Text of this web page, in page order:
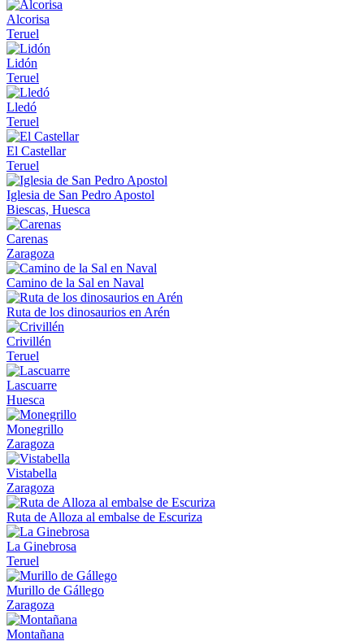
Alcorisa
Teruel
Lidón
Teruel
Lledó
Teruel
El Castellar
Teruel
Iglesia de San Pedro Apostol
Biescas, Huesca
Carenas
Zaragoza
Camino de la Sal en Naval
Ruta de los dinosaurios en Arén
Crivillén
Teruel
Lascuarre
Huesca
Monegrillo
Zaragoza
Vistabella
Zaragoza
Ruta de Alloza al embalse de Escuriza
La Ginebrosa
Teruel
Murillo de Gállego
Zaragoza
Montañana